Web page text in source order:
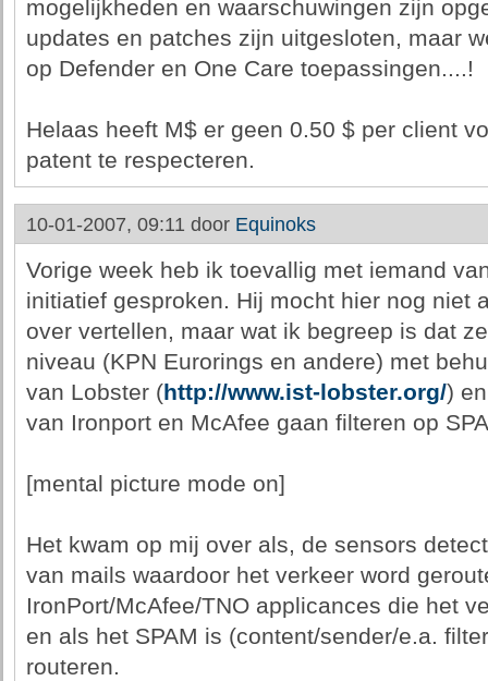
mogelijkheden en waarschuwingen zijn
updates en patches zijn uitgesloten, maar
op Defender en One Care toepassingen....!
Helaas heeft M$ er geen 0.50 $ per client
patent te respecteren.
10-01-2007, 09:11 door Equinoks
Vorige week heb ik toevallig met iemand
initiatief gesproken. Hij mocht hier nog niet
over vertellen, maar wat ik begreep is dat
niveau (KPN Eurorings en andere) met
van Lobster (http://www.ist-lobster.org/)
van Ironport en McAfee gaan filteren op
[mental picture mode on]
Het kwam op mij over als, de sensors
van mails waardoor het verkeer word
IronPort/McAfee/TNO applicances die het
en als het SPAM is (content/sender/e.a.
routeren.